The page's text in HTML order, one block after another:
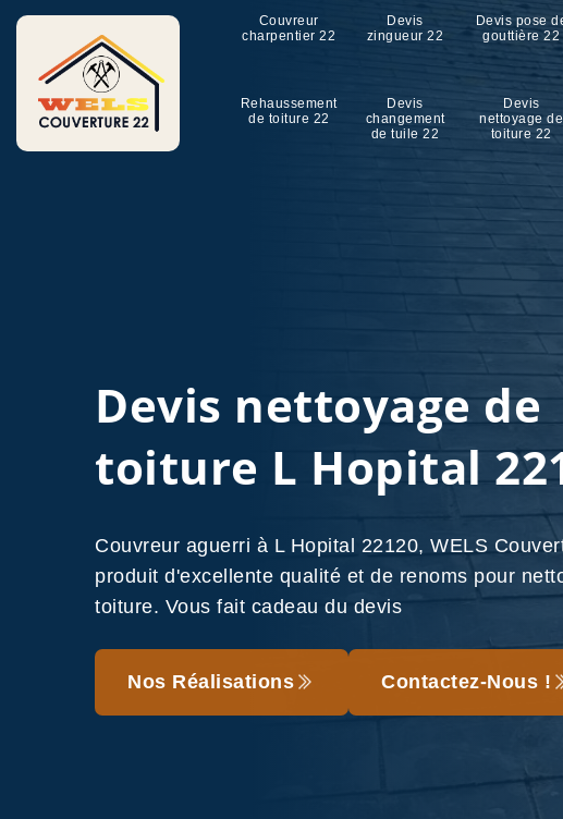
Couvreur
charpentier 22
Devis
zingueur 22
Devis pose
gouttière 22
Rehaussement
de toiture 22
Devis
changement
de tuile 22
Devis
nettoyage de
toiture 22
Devis nettoyage de
toiture L Hopital
Couvreur aguerri à L Hopital 22120, WELS
produit d'excellente qualité et de renoms pour
toiture. Vous fait cadeau du devis
Nos Réalisations Contactez-Nous !